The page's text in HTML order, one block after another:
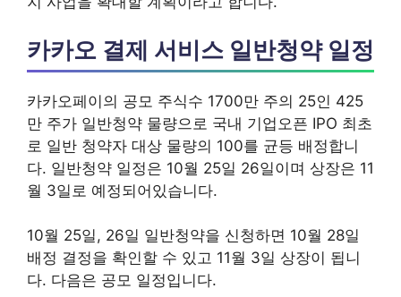
카카오 결제 서비스 일반청약 일정
카카오페이의 공모 주식수 1700만 주의 25인 425
만 주가 일반청약 물량으로 국내 기업오픈 IPO 최초
로 일반 청약자 대상 물량의 100를 균등 배정합니
다. 일반청약 일정은 10월 25일 26일이며 상장은 11
월 3일로 예정되어있습니다.
10월 25일, 26일 일반청약을 신청하면 10월 28일
배정 결정을 확인할 수 있고 11월 3일 상장이 됩니
다. 다음은 공모 일정입니다.